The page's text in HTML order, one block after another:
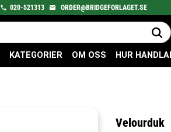
020-521313 ORDER@BRIDGEFORLAGET.SE
KATEGORIER OM OSS HUR
Velourduk